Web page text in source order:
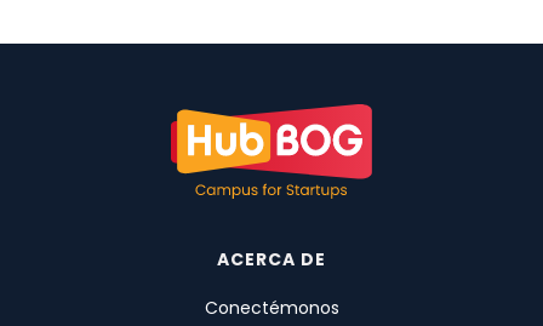
ACERCA DE
Conectémonos